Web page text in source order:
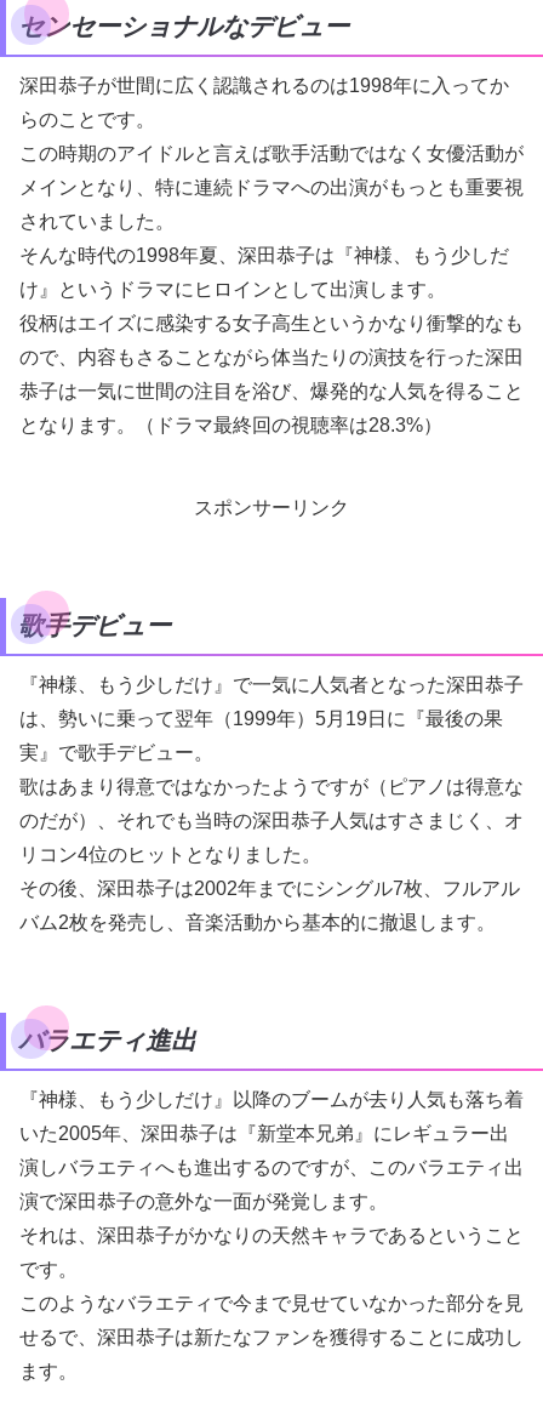
センセーショナルなデビュー
深田恭子が世間に広く認識されるのは1998年に入ってか
らのことです。
この時期のアイドルと言えば歌手活動ではなく女優活動が
メインとなり、特に連続ドラマへの出演がもっとも重要視
されていました。
そんな時代の1998年夏、深田恭子は『神様、もう少しだ
け』というドラマにヒロインとして出演します。
役柄はエイズに感染する女子高生というかなり衝撃的なも
ので、内容もさることながら体当たりの演技を行った深田
恭子は一気に世間の注目を浴び、爆発的な人気を得ること
となります。（ドラマ最終回の視聴率は28.3%）
スポンサーリンク
歌手デビュー
『神様、もう少しだけ』で一気に人気者となった深田恭子
は、勢いに乗って翌年（1999年）5月19日に『最後の果
実』で歌手デビュー。
歌はあまり得意ではなかったようですが（ピアノは得意な
のだが）、それでも当時の深田恭子人気はすさまじく、オ
リコン4位のヒットとなりました。
その後、深田恭子は2002年までにシングル7枚、フルアル
バム2枚を発売し、音楽活動から基本的に撤退します。
バラエティ進出
『神様、もう少しだけ』以降のブームが去り人気も落ち着
いた2005年、深田恭子は『新堂本兄弟』にレギュラー出
演しバラエティへも進出するのですが、このバラエティ出
演で深田恭子の意外な一面が発覚します。
それは、深田恭子がかなりの天然キャラであるということ
です。
このようなバラエティで今まで見せていなかった部分を見
せるで、深田恭子は新たなファンを獲得することに成功し
ます。